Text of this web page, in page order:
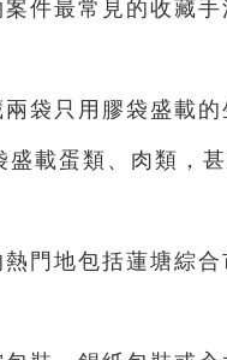
件最常見的收藏
袋只用膠袋盛載
載蛋類、肉類，
門地包括蓮塘綜